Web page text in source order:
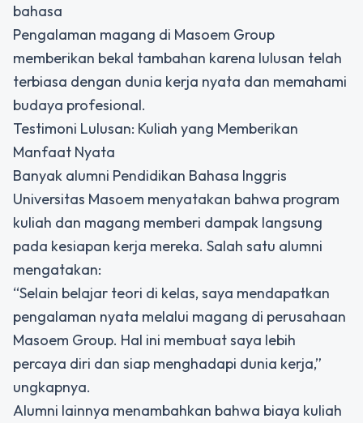
bahasa
Pengalaman magang di Masoem Group
memberikan bekal tambahan karena lulusan telah
terbiasa dengan dunia kerja nyata dan memahami
budaya profesional.
Testimoni Lulusan: Kuliah yang Memberikan
Manfaat Nyata
Banyak alumni Pendidikan Bahasa Inggris
Universitas Masoem menyatakan bahwa program
kuliah dan magang memberi dampak langsung
pada kesiapan kerja mereka. Salah satu alumni
mengatakan:
“Selain belajar teori di kelas, saya mendapatkan
pengalaman nyata melalui magang di perusahaan
Masoem Group. Hal ini membuat saya lebih
percaya diri dan siap menghadapi dunia kerja,”
ungkapnya.
Alumni lainnya menambahkan bahwa biaya kuliah